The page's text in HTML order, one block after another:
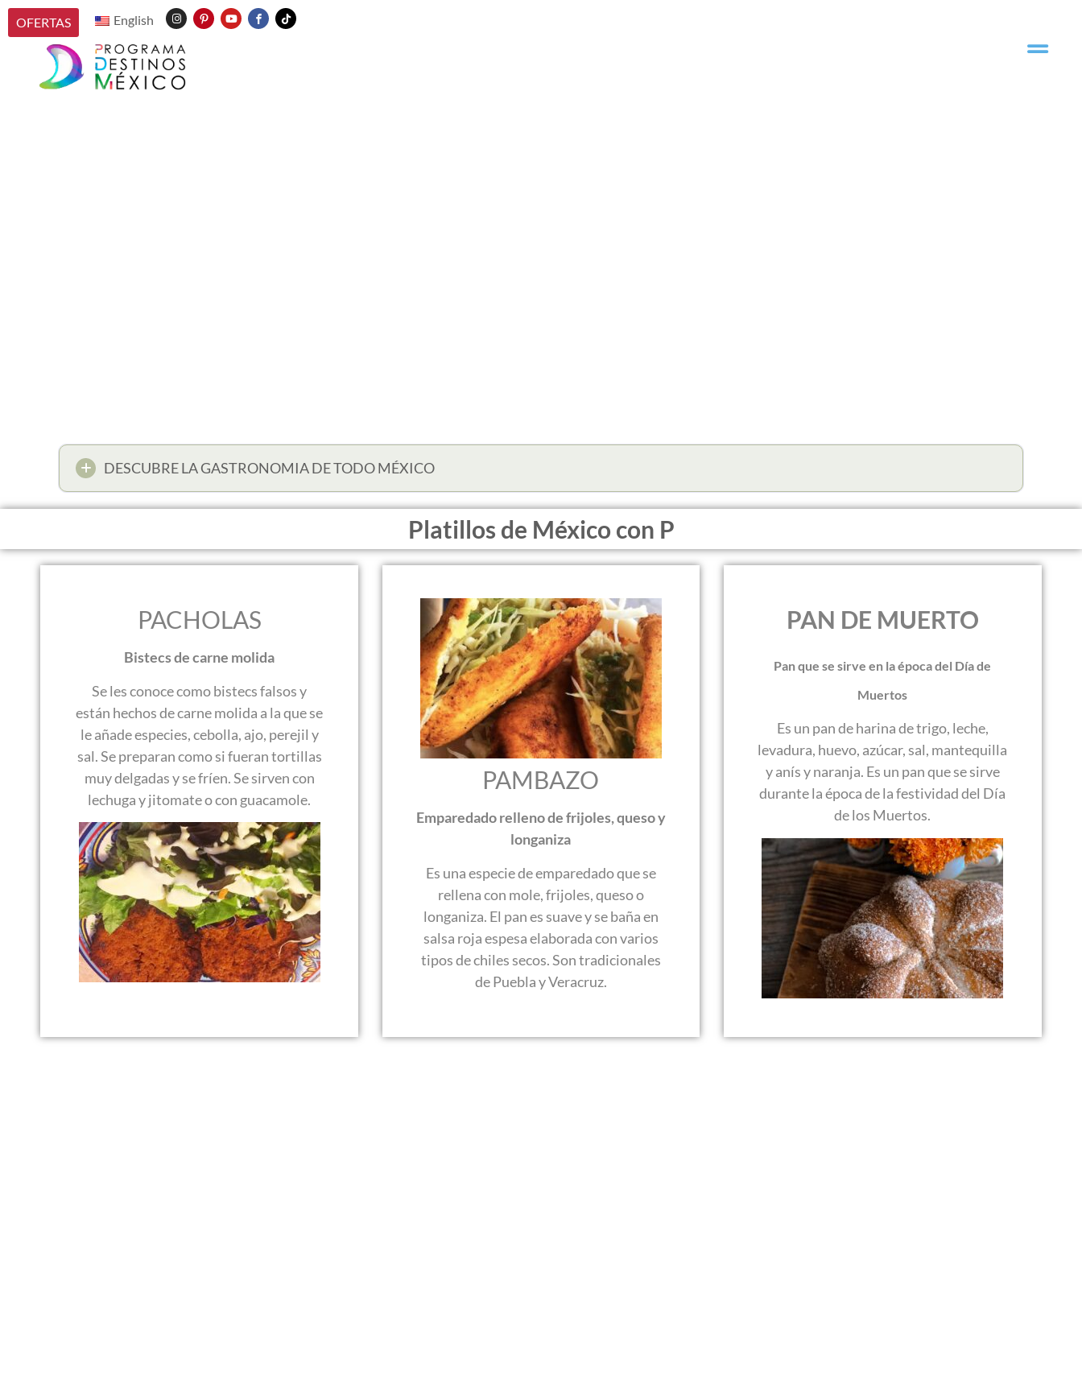
OFERTAS English
DESCUBRE LA GASTRONOMIA DE TODO MÉXICO
Platillos de México con P
PACHOLAS
Bistecs de carne molida
Se les conoce como bistecs falsos y
están hechos de carne molida a la que se
le añade especies, cebolla, ajo, perejil y
sal. Se preparan como si fueran tortillas
muy delgadas y se fríen. Se sirven con
lechuga y jitomate o con guacamole.
PAMBAZO
Emparedado relleno de frijoles, queso y
longaniza
Es una especie de emparedado que se
rellena con mole, frijoles, queso o
longaniza. El pan es suave y se baña en
salsa roja espesa elaborada con varios
tipos de chiles secos. Son tradicionales
de Puebla y Veracruz.
PAN DE MUERTO
Pan que se sirve en la época del Día de
Muertos
Es un pan de harina de trigo, leche,
levadura, huevo, azúcar, sal, mantequilla
y anís y naranja. Es un pan que se sirve
durante la época de la festividad del Día
de los Muertos.